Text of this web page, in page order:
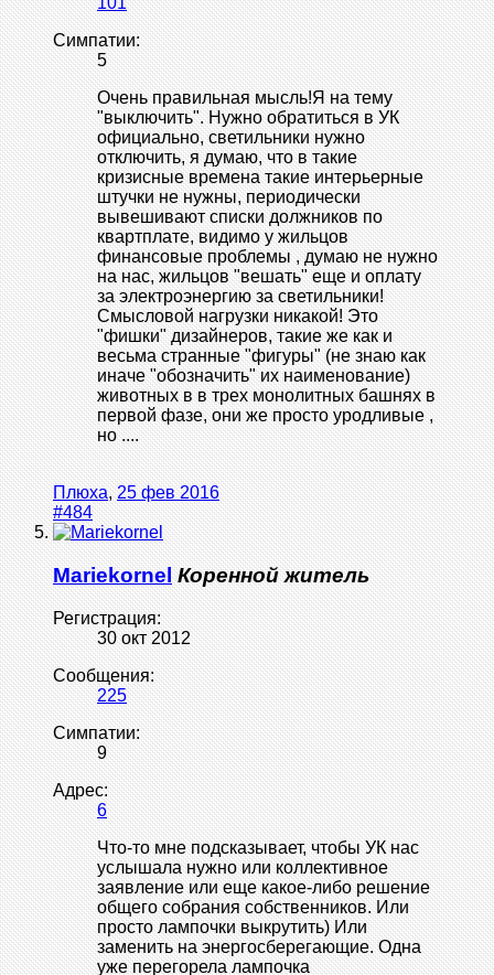
Симпатии:
5
Очень правильная мысль!Я на тему
"выключить". Нужно обратиться в УК
официально, светильники нужно
отключить, я думаю, что в такие
кризисные времена такие интерьерные
штучки не нужны, периодически
вывешивают списки должников по
квартплате, видимо у жильцов
финансовые проблемы , думаю не нужно
на нас, жильцов "вешать" еще и оплату
за электроэнергию за светильники!
Смысловой нагрузки никакой! Это
"фишки" дизайнеров, такие же как и
весьма странные "фигуры" (не знаю как
иначе "обозначить" их наименование)
животных в в трех монолитных башнях в
первой фазе, они же просто уродливые ,
но ....
Плюха, 25 фев 2016
#484
Mariekornel Коренной житель
Регистрация:
30 окт 2012
Сообщения:
225
Симпатии:
9
Адрес:
6
Что-то мне подсказывает, чтобы УК нас
услышала нужно или коллективное
заявление или еще какое-либо решение
общего собрания собственников. Или
просто лампочки выкрутить) Или
заменить на энергосберегающие. Одна
уже перегорела лампочка